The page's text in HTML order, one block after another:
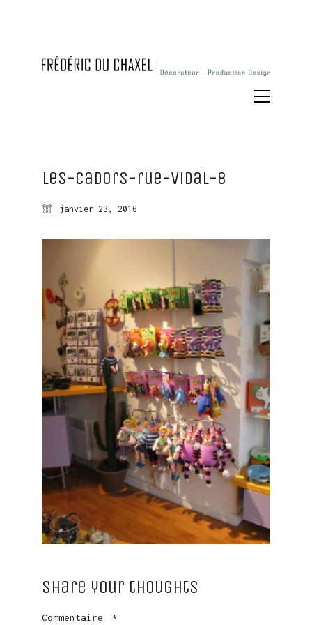
Les-Cadors-rue-Vidal-8
janvier 23, 2016
Share your thoughts
Commentaire *